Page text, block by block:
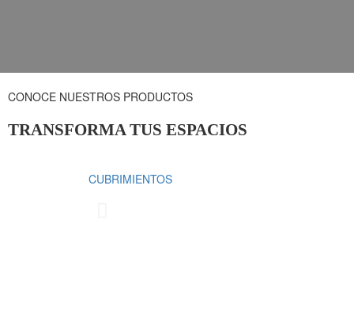
CONOCE NUESTROS PRODUCTOS
TRANSFORMA TUS ESPACIOS
CUBRIMIENTOS